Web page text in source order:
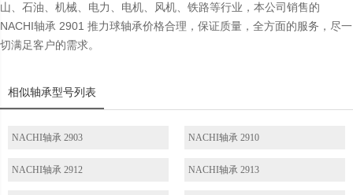
山、石油、机械、电力、电机、风机、铁路等行业，本公司销售的
NACHI轴承 2901 推力球轴承价格合理，保证质量，全方面的服务，尽一
切满足客户的需求。
相似轴承型号列表
NACHI轴承 2903 NACHI轴承 2910
NACHI轴承 2912 NACHI轴承 2913